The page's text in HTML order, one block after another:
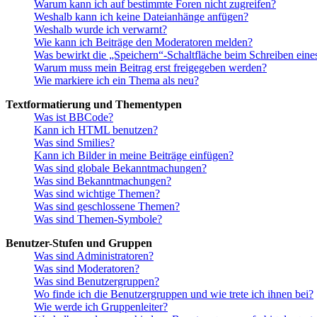
Warum kann ich auf bestimmte Foren nicht zugreifen?
Weshalb kann ich keine Dateianhänge anfügen?
Weshalb wurde ich verwarnt?
Wie kann ich Beiträge den Moderatoren melden?
Was bewirkt die „Speichern“-Schaltfläche beim Schreiben
Warum muss mein Beitrag erst freigegeben werden?
Wie markiere ich ein Thema als neu?
Textformatierung und Thementypen
Was ist BBCode?
Kann ich HTML benutzen?
Was sind Smilies?
Kann ich Bilder in meine Beiträge einfügen?
Was sind globale Bekanntmachungen?
Was sind Bekanntmachungen?
Was sind wichtige Themen?
Was sind geschlossene Themen?
Was sind Themen-Symbole?
Benutzer-Stufen und Gruppen
Was sind Administratoren?
Was sind Moderatoren?
Was sind Benutzergruppen?
Wo finde ich die Benutzergruppen und wie trete ich ihnen bei?
Wie werde ich Gruppenleiter?